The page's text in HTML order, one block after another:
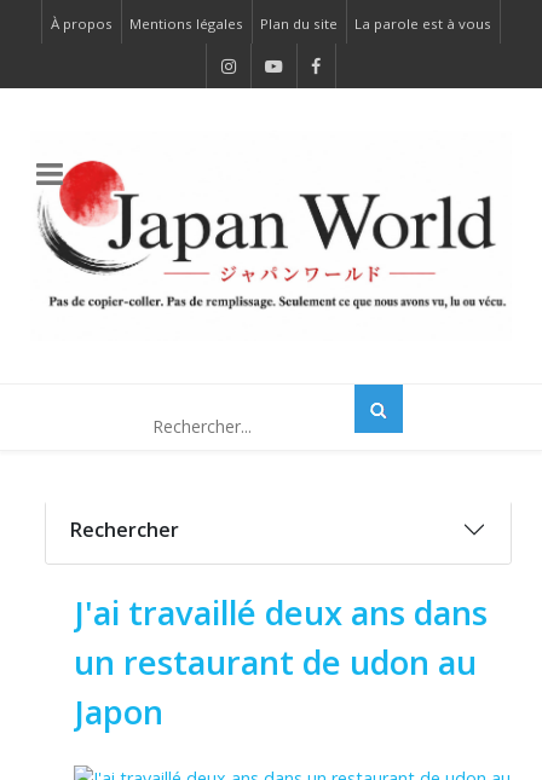
À propos Mentions légales Plan du site La parole est à vous
Rechercher
J'ai travaillé deux ans dans
un restaurant de udon au
Japon